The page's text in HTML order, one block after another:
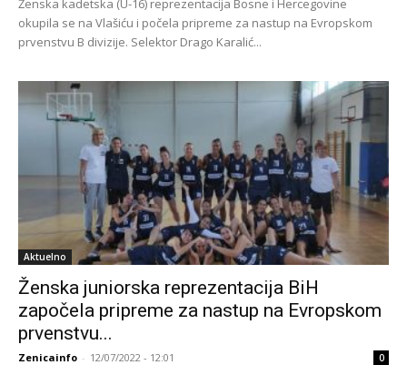
Ženska kadetska (U-16) reprezentacija Bosne i Hercegovine
okupila se na Vlašiću i počela pripreme za nastup na Evropskom
prvenstvu B divizije. Selektor Drago Karalić...
Aktuelno
Ženska juniorska reprezentacija BiH
započela pripreme za nastup na Evropskom
prvenstvu...
Zenicainfo - 12/07/2022 - 12:01 0